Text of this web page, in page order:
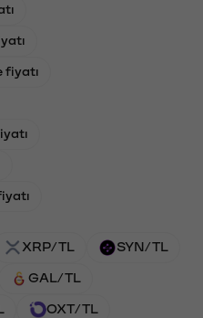
fiyatı
XRP/TL SYN/TL
GAL/TL
OXT/TL